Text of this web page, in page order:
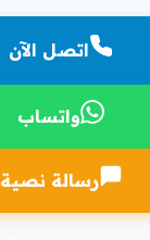
اتصل الآن
واتساب
رسالة نصية